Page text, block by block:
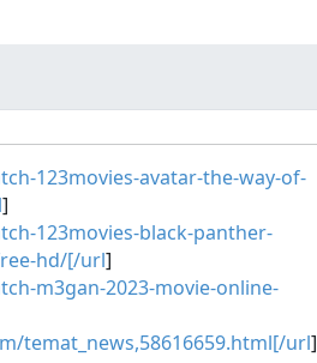
123movies-avatar-the-way-of-
]
123movies-black-panther-
hd/[/url]
m3gan-2023-movie-online-
temat_news,58616659.html[/url]